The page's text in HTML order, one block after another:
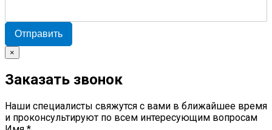
Отправить
×
Заказать звонок
Наши специалисты свяжутся с вами в ближайшее время
и проконсультируют по всем интересующим вопросам